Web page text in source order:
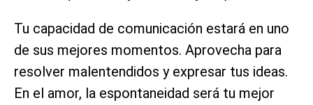
Tu capacidad de comunicación estará en uno
de sus mejores momentos. Aprovecha para
resolver malentendidos y expresar tus ideas.
En el amor, la espontaneidad será tu mejor